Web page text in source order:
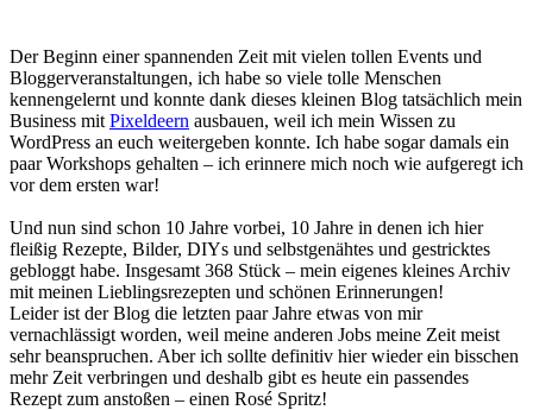
Der Beginn einer spannenden Zeit mit vielen tollen Events und
Bloggerveranstaltungen, ich habe so viele tolle Menschen
kennengelernt und konnte dank dieses kleinen Blog tatsächlich mein
Business mit Pixeldeern ausbauen, weil ich mein Wissen zu
WordPress an euch weitergeben konnte. Ich habe sogar damals ein
paar Workshops gehalten – ich erinnere mich noch wie aufgeregt ich
vor dem ersten war!
Und nun sind schon 10 Jahre vorbei, 10 Jahre in denen ich hier
fleißig Rezepte, Bilder, DIYs und selbstgenähtes und gestricktes
gebloggt habe. Insgesamt 368 Stück – mein eigenes kleines Archiv
mit meinen Lieblingsrezepten und schönen Erinnerungen!
Leider ist der Blog die letzten paar Jahre etwas von mir
vernachlässigt worden, weil meine anderen Jobs meine Zeit meist
sehr beanspruchen. Aber ich sollte definitiv hier wieder ein bisschen
mehr Zeit verbringen und deshalb gibt es heute ein passendes
Rezept zum anstoßen – einen Rosé Spritz!